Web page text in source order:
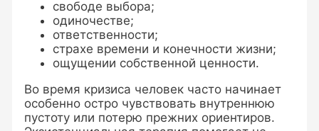
свободе выбора;
одиночестве;
ответственности;
страхе времени и конечности жизни;
ощущении собственной ценности.
Во время кризиса человек часто начинает
особенно остро чувствовать внутреннюю
пустоту или потерю прежних ориентиров.